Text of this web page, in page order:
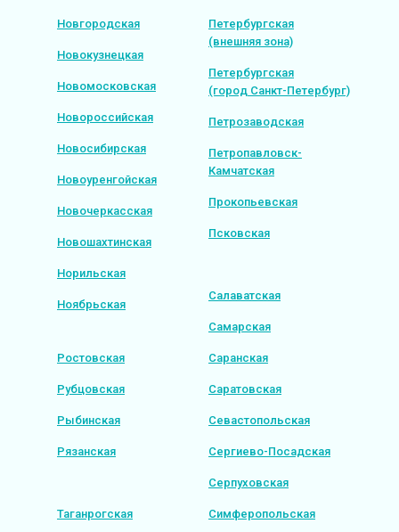
Новгородская
Новокузнецкая
Новомосковская
Новороссийская
Новосибирская
Новоуренгойская
Новочеркасская
Новошахтинская
Норильская
Ноябрьская
Петербургская
(внешняя зона)
Петербургская
(город Санкт-Петербург)
Петрозаводская
Петропавловск-
Камчатская
Прокопьевская
Псковская
Ростовская
Рубцовская
Рыбинская
Рязанская
Салаватская
Самарская
Саранская
Саратовская
Севастопольская
Сергиево-Посадская
Серпуховская
Симферопольская
Таганрогская